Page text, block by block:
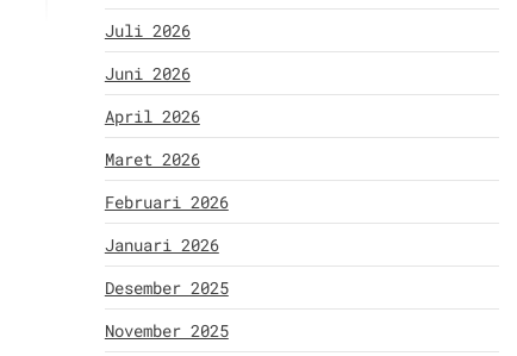
Juli 2026
Juni 2026
April 2026
Maret 2026
Februari 2026
Januari 2026
Desember 2025
November 2025